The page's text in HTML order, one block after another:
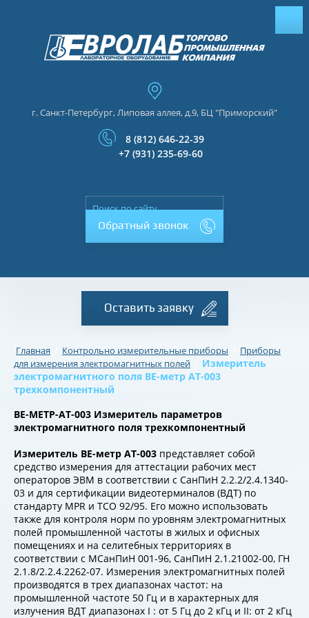
г. Санкт-Петербург, Липовая аллея, д.9, БЦ "Приморский"
8 (812) 646-22-39
+7 (931) 235-69-60
Обратный звонок
Оставить заявку
Главная Контрольно измерительные приборы
Приборы
для измерения электромагнитных полей
Измеритель
электромагнитного поля BE-метр АТ-003
трехкомпонентный
BE-МЕТР-АТ-003 Измеритель параметров
электромагнитного поля трехкомпонентный
Измеритель ВЕ-метр АТ-003 представляет собой
средство измерения для аттестации рабочих мест
операторов ЭВМ в соответствии с СанПиН 2.2.2/2.4.1340-
03 и для сертификации видеотерминалов (ВДТ) по
стандарту MPR и TCO 92/95. Его можно использовать
также для контроля норм по уровням электромагнитных
полей промышленной частоты в жилых и офисных
помещениях и на селитебных территориях в
соответствии с МСанПиН 001-96, СанПиН 2.1.21002-00, ГН
2.1.8/2.2.4.2262-07. Измерения электромагнитных полей
производятся в трех диапазонах частот: на
промышленной частоте 50 Гц и в характерных для
излучения ВДТ диапазонах I : от 5 Гц до 2 кГц и II: от 2 кГц